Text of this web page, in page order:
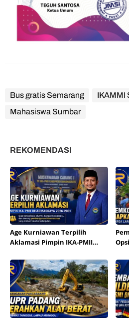
Bus gratis Semarang
IKAMMI
Mahasiswa Sumbar
REKOMENDASI
Age Kurniawan Terpilih
Aklamasi Pimpin IKA-PMII